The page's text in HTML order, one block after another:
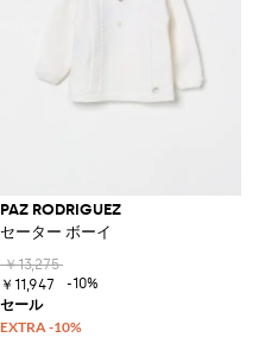
PAZ RODRIGUEZ
セーター ボーイ
￥13,275
￥11,947
-10%